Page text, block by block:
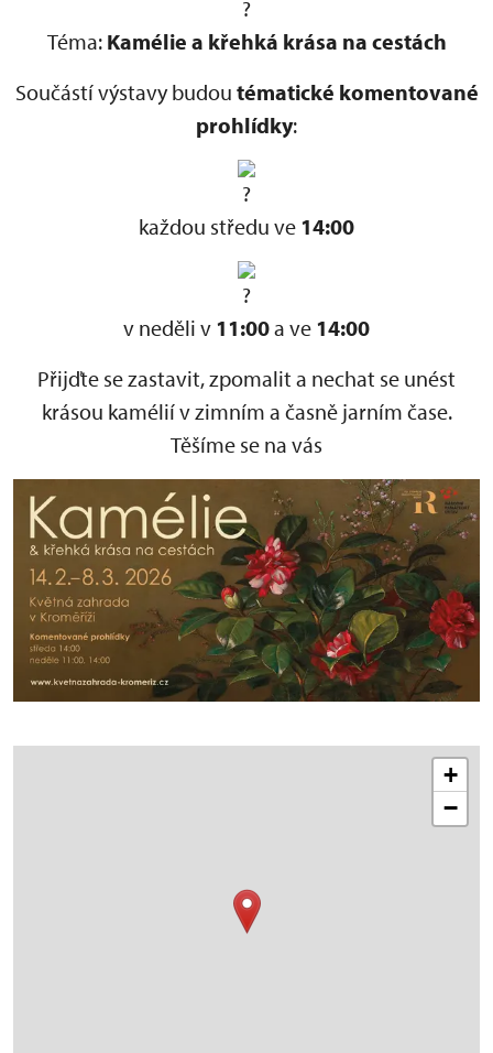
Téma: Kamélie a křehká krása na cestách
Součástí výstavy budou tématické komentované
prohlídky:
každou středu ve 14:00
v neděli v 11:00a ve 14:00
Přijďte se zastavit, zpomalit a nechat se unést
krásou kamélií v zimním a časně jarním čase.
Těšíme se na vás
+
−